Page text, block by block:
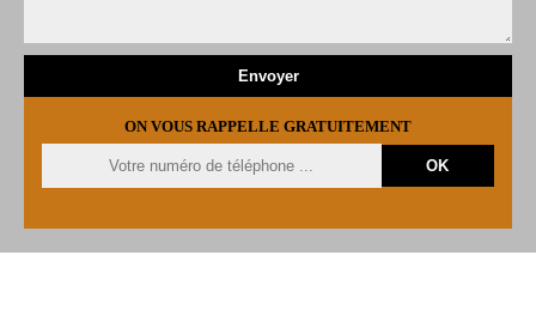
ON VOUS RAPPELLE GRATUITEMENT